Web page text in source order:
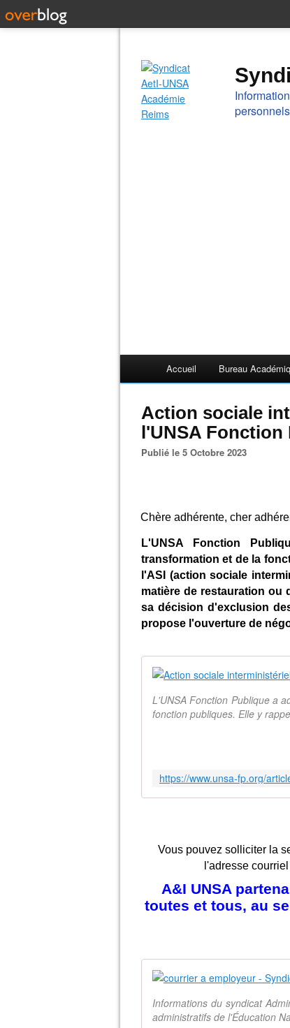
Accueil Bureau
Action sociale
l'UNSA
Publié le 5 Octobre 2023
Chère adhérente, cher
L'UNSA Fonction
transformation et de la
l'ASI (action sociale
matière de restauration ou
sa décision d'exclusion
propose l'ouverture de
L'UNSA Fonction Publique a
fonction publiques. Elle y
Vous pouvez solliciter la
l'adresse
A&I UNSA
toutes et tous, au
Informations du syndicat
administratifs de l'Éducation